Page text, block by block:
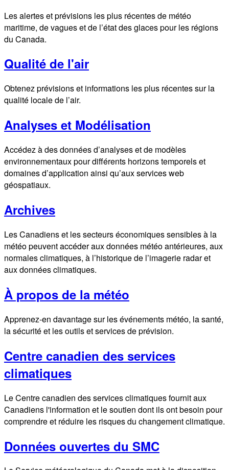
Les alertes et prévisions les plus récentes de météo
maritime, de vagues et de l’état des glaces pour les régions
du Canada.
Qualité de l'air
Obtenez prévisions et informations les plus récentes sur la
qualité locale de l’air.
Analyses et Modélisation
Accédez à des données d’analyses et de modèles
environnementaux pour différents horizons temporels et
domaines d’application ainsi qu’aux services web
géospatiaux.
Archives
Les Canadiens et les secteurs économiques sensibles à la
météo peuvent accéder aux données météo antérieures, aux
normales climatiques, à l’historique de l’imagerie radar et
aux données climatiques.
À propos de la météo
Apprenez-en davantage sur les événements météo, la santé,
la sécurité et les outils et services de prévision.
Centre canadien des services
climatiques
Le Centre canadien des services climatiques fournit aux
Canadiens l'information et le soutien dont ils ont besoin pour
comprendre et réduire les risques du changement climatique.
Données ouvertes du SMC